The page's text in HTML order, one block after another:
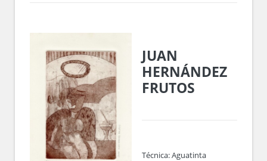
JUAN
HERNÁNDEZ
FRUTOS
Técnica:Aguatinta